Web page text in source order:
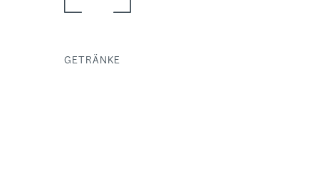
GETRÄNKE